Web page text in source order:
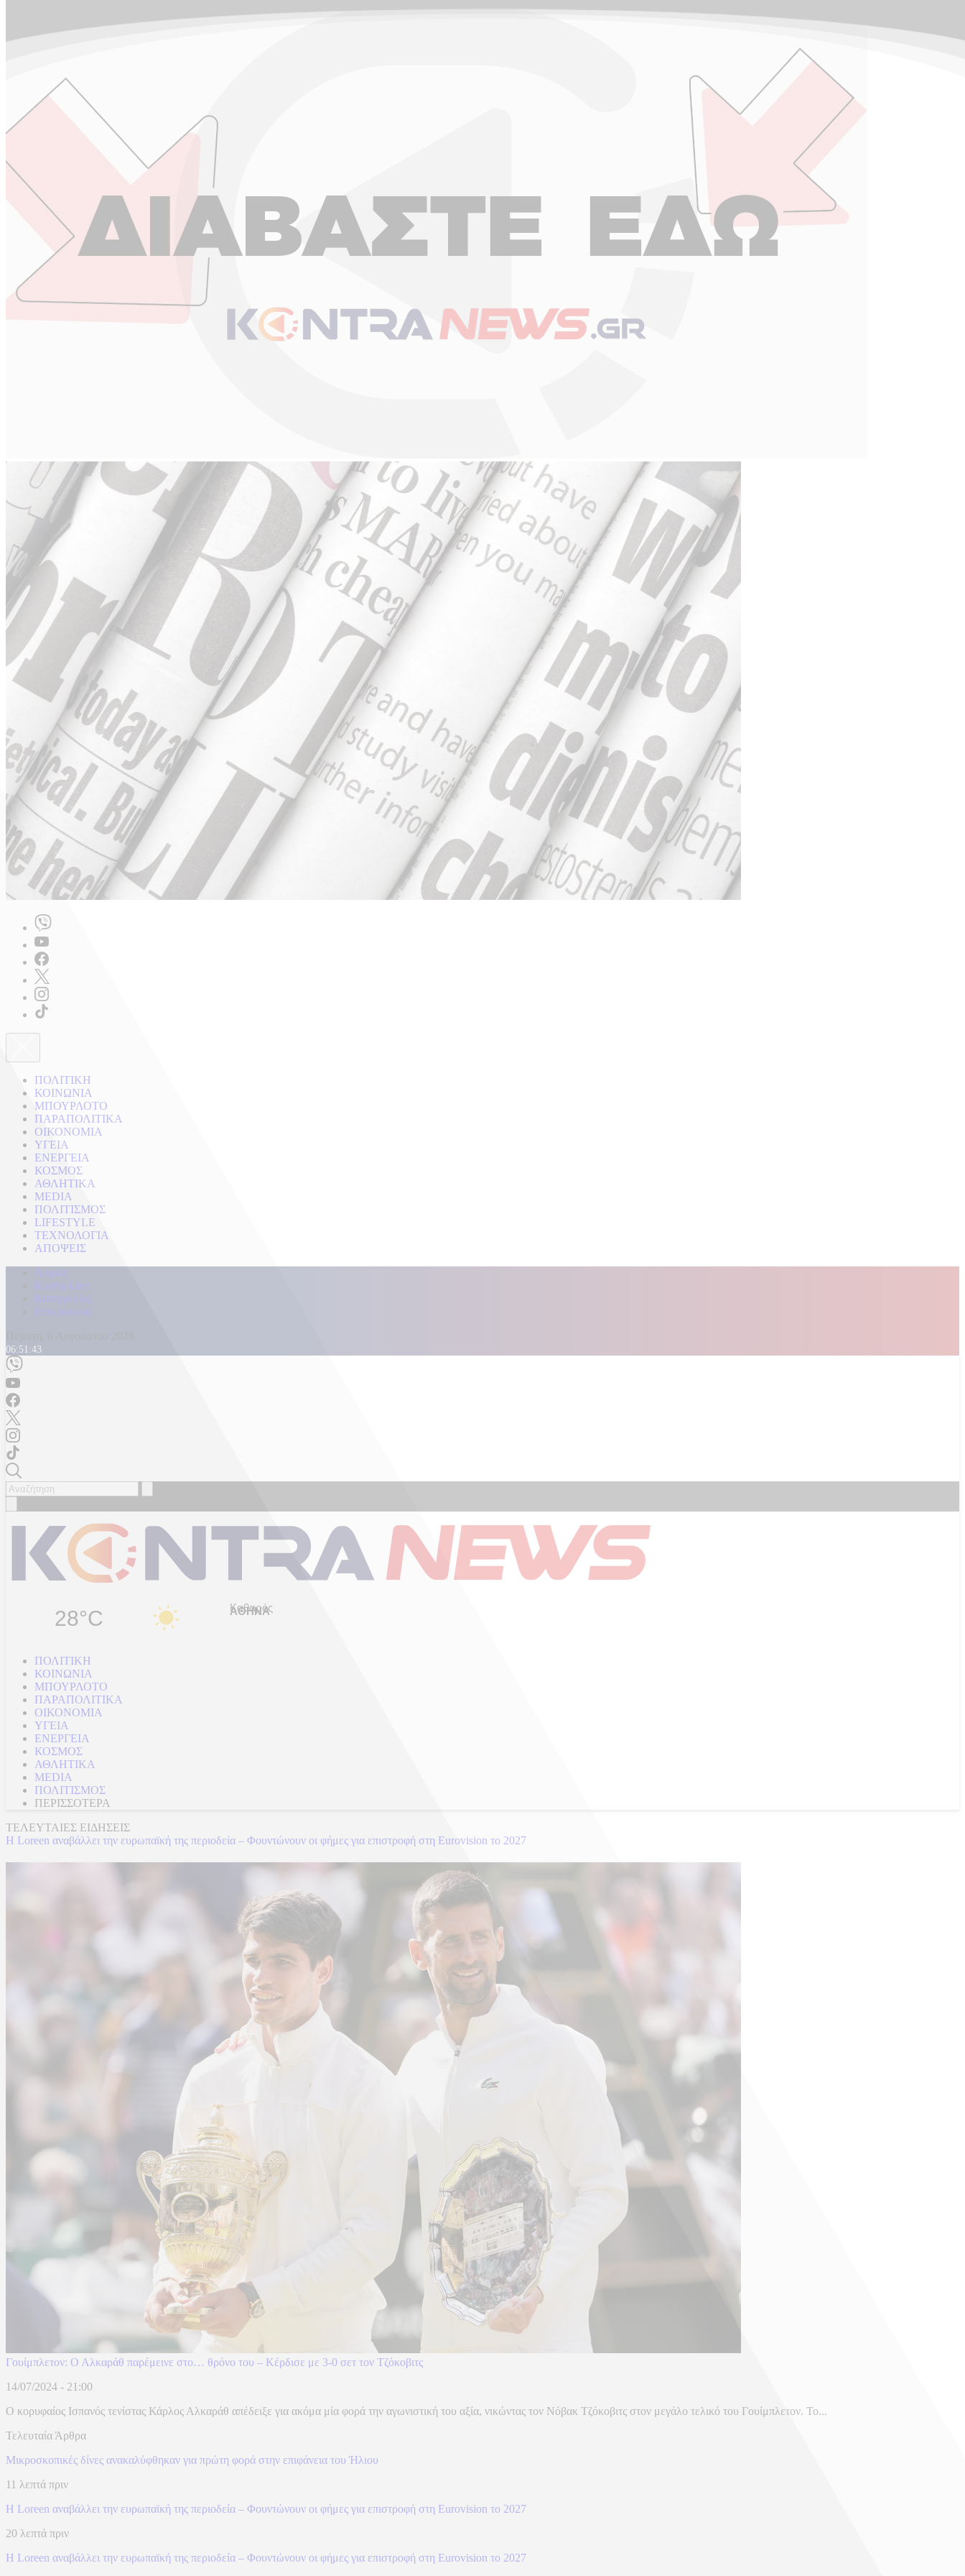
ΠΟΛΙΤΙΚΗ
ΚΟΙΝΩΝΙΑ
ΜΠΟΥΡΛΟΤΟ
ΠΑΡΑΠΟΛΙΤΙΚΑ
ΟΙΚΟΝΟΜΙΑ
ΥΓΕΙΑ
ΕΝΕΡΓΕΙΑ
ΚΟΣΜΟΣ
ΑΘΛΗΤΙΚΑ
MEDIA
ΠΟΛΙΤΙΣΜΟΣ
LIFESTYLE
ΤΕΧΝΟΛΟΓΙΑ
ΑΠΟΨΕΙΣ
Αρχική
Kontra Live
Καταγγελίες
Επικοινωνία
06:51:46
28°C Καθαρός
ΠΟΛΙΤΙΚΗ
ΚΟΙΝΩΝΙΑ
ΜΠΟΥΡΛΟΤΟ
ΠΑΡΑΠΟΛΙΤΙΚΑ
ΟΙΚΟΝΟΜΙΑ
ΥΓΕΙΑ
ΕΝΕΡΓΕΙΑ
ΚΟΣΜΟΣ
ΑΘΛΗΤΙΚΑ
MEDIA
ΠΟΛΙΤΙΣΜΟΣ
ΠΕΡΙΣΣΟΤΕΡΑ
ΤΕΛΕΥΤΑΙΕΣ ΕΙΔΗΣΕΙΣ
Η Loreen αναβάλλει την ευρωπαϊκή της περιοδεία – Φουντώνουν οι φήμες για επιστροφή στη Eurovision το 2027